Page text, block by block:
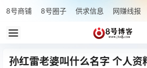
8号商铺 8号圈子 供求信息 网赚线报
孙红雷老婆叫什么名字 个人资